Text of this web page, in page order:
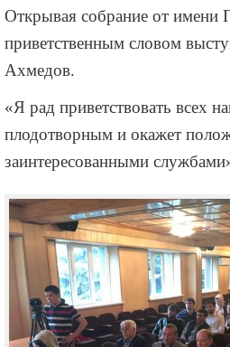
Открывая собрание от имени
приветственным словом
Ахмедов.
«Я рад приветствовать всех
плодотворным и окажет
заинтересованными